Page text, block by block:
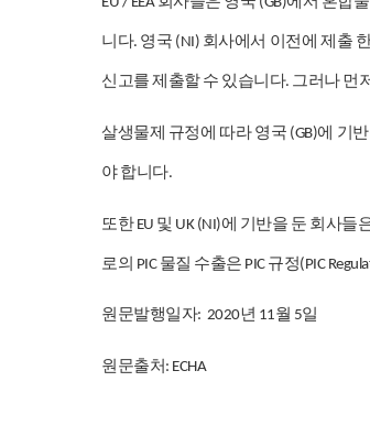
니다. 영국 (NI) 회사에서 이전에 제출
신고를제출할 수 있습니다. 그러나 먼
살생물제 규정에 따라 영국 (GB)에 기
야 합니다.
또한EU 및 UK (NI)에 기반을 둔 회사들
로의 PIC 물질 수출은 PIC 규정(PIC
원문발행일자: 2020년 11월 5일
원문출처 : ECHA